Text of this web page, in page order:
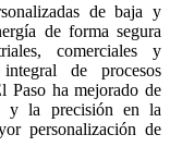
de baja y
de forma segura
comerciales y
de procesos
Paso ha mejorado de
y la precisión en la
personalización de